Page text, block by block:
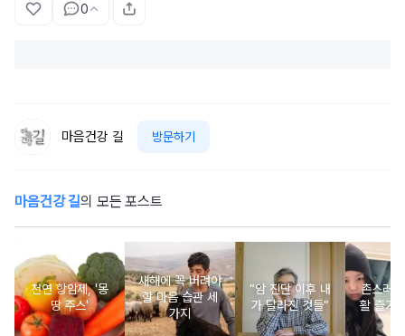
0
마음건강 길 방문하기
마음건강 길의 모든 포스트
천연 항암제, '몽
땅 주스'
새해에 꼭 버려야
할 마음 습관 세
가지
“암 진단 이후 내
가 달라진 것들”
촌스러
활 즐기